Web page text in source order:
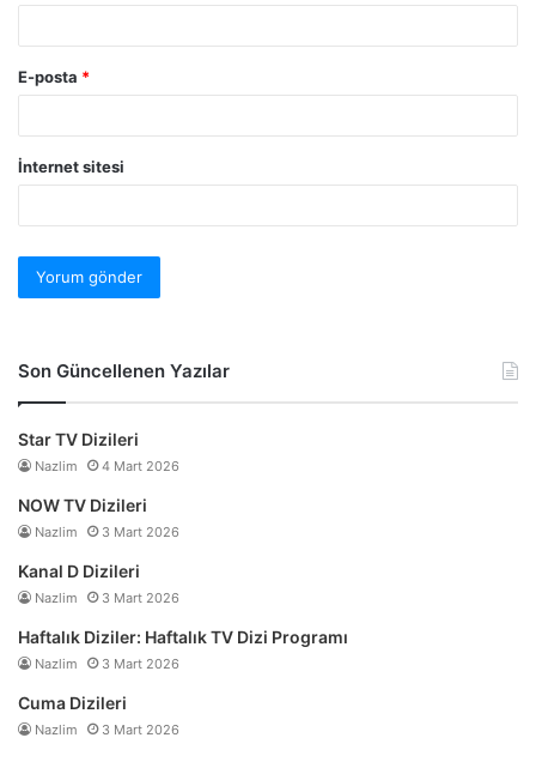
E-posta *
İnternet sitesi
Son Güncellenen Yazılar
Star TV Dizileri
Nazlim 4 Mart 2026
NOW TV Dizileri
Nazlim 3 Mart 2026
Kanal D Dizileri
Nazlim 3 Mart 2026
Haftalık Diziler: Haftalık TV Dizi Programı
Nazlim 3 Mart 2026
Cuma Dizileri
Nazlim 3 Mart 2026